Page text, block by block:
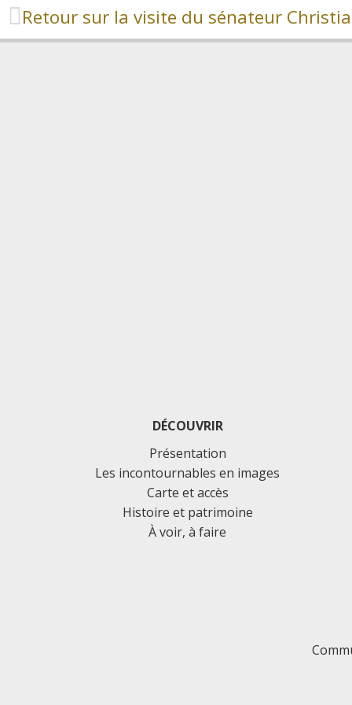
DÉCOUVRIR
Présentation
Les incontournables en images
Carte et accès
Histoire et patrimoine
À voir, à faire